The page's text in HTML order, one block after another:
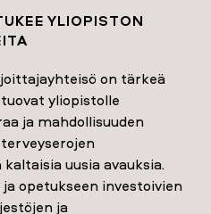
YLI­OPIS­TON
on tärkeä
yliopistolle
ja mahdollisuuden
uusia avauksia.
opetukseen investoivien
ja